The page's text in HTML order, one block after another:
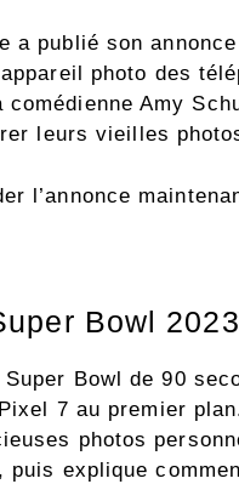
a publié son
photo des
Amy
leurs vieilles
l’annonce
Bowl
Bowl de 90
7 au premier
photos
puis explique